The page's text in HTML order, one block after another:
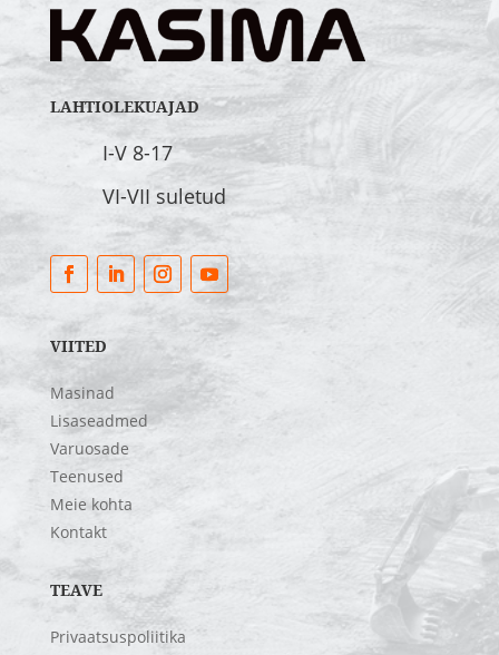
LAHTIOLEKUAJAD
I-V 8-17
VI-VII suletud
VIITED
Masinad
Lisaseadmed
Varuosade
Teenused
Meie kohta
Kontakt
TEAVE
Privaatsuspoliitika